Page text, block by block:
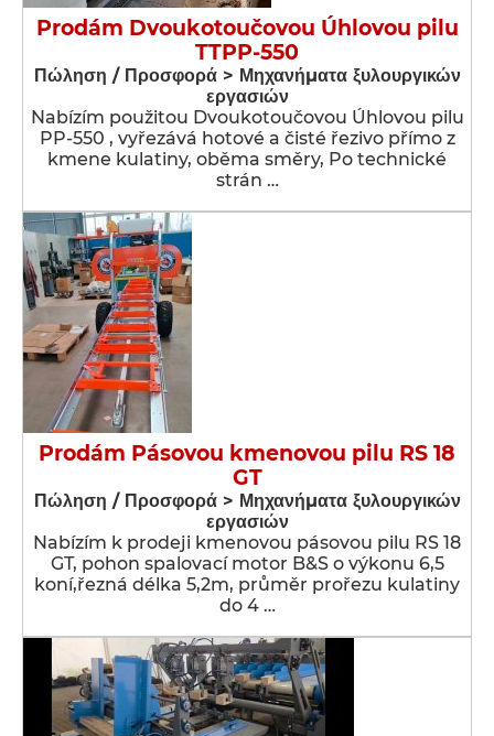
Prodám Dvoukotoučovou Úhlovou pilu
TTPP-550
Πώληση / Προσφορά > Μηχανήματα ξυλουργικών
εργασιών
Nabízím použitou Dvoukotoučovou Úhlovou pilu
PP-550 , vyřezává hotové a čisté řezivo přímo z
kmene kulatiny, oběma směry, Po technické
strán …
Prodám Pásovou kmenovou pilu RS 18
GT
Πώληση / Προσφορά > Μηχανήματα ξυλουργικών
εργασιών
Nabízím k prodeji kmenovou pásovou pilu RS 18
GT, pohon spalovací motor B&S o výkonu 6,5
koní,řezná délka 5,2m, průměr prořezu kulatiny
do 4 …